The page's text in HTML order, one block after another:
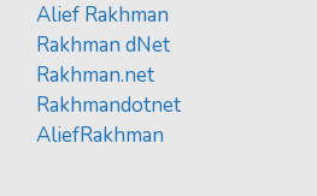
Alief Rakhman
Rakhman dNet
Rakhman.net
Rakhmandotnet
AliefRakhman